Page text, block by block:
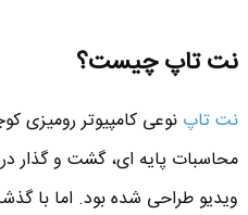
نت تاپ چیست؟
نت تاپ نوعی کامپیوتر رومیزی
محاسبات پایه ای، گشت و گذار
ویدیو طراحی شده بود. اما با